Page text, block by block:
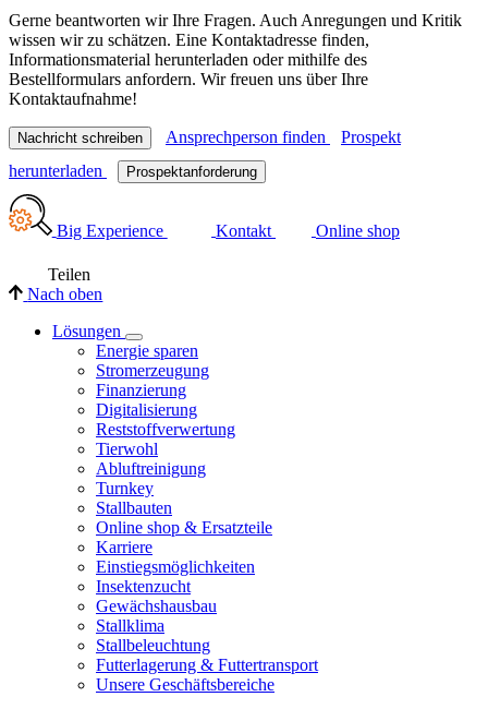
Gerne beantworten wir Ihre Fragen. Auch Anregungen und Kritik
wissen wir zu schätzen. Eine Kontaktadresse finden,
Informationsmaterial herunterladen oder mithilfe des
Bestellformulars anfordern. Wir freuen uns über Ihre
Kontaktaufnahme!
Nachricht schreiben Ansprechperson finden
Prospekt
herunterladen
Prospektanforderung
Big Experience Kontakt Online shop
Teilen
Nach oben
Lösungen
Energie sparen
Stromerzeugung
Finanzierung
Digitalisierung
Reststoffverwertung
Tierwohl
Abluftreinigung
Turnkey
Stallbauten
Online shop & Ersatzteile
Karriere
Einstiegsmöglichkeiten
Insektenzucht
Gewächshausbau
Stallklima
Stallbeleuchtung
Futterlagerung & Futtertransport
Unsere Geschäftsbereiche